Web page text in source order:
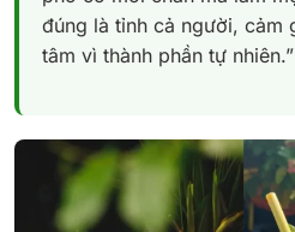
đúng là tỉnh cả người, cảm
tâm vì thành phần tự nhiên.”